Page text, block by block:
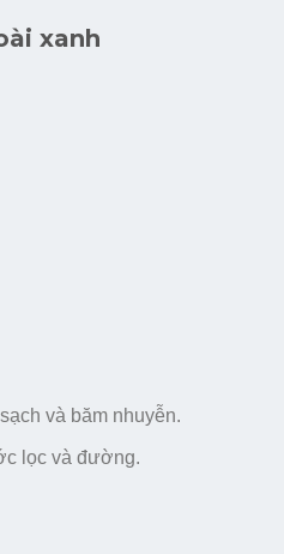
xanh
và băm nhuyễn.
lọc và đường.